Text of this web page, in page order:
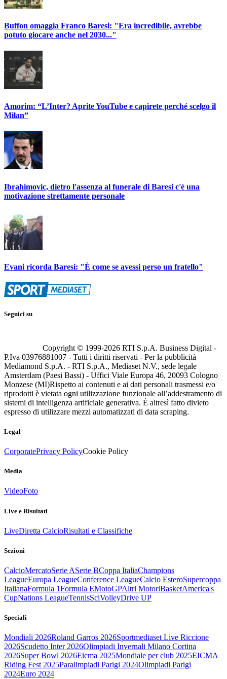
Buffon omaggia Franco Baresi: "Era incredibile, avrebbe
potuto giocare anche nel 2030..."
Amorim: “L’Inter? Aprite YouTube e capirete perché scelgo il
Milan”
Ibrahimovic, dietro l'assenza al funerale di Baresi c'è una
motivazione strettamente personale
Evani ricorda Baresi: "È come se avessi perso un fratello"
Seguici su
Copyright © 1999-2026 RTI S.p.A. Business Digital -
P.Iva 03976881007 - Tutti i diritti riservati - Per la pubblicità
Mediamond S.p.A. - RTI S.p.A., Mediaset N.V., sede legale
Amsterdam (Paesi Bassi) - Uffici Viale Europa 46, 20093 Cologno
Monzese (MI)Rispetto ai contenuti e ai dati personali trasmessi e/o
riprodotti è vietata ogni utilizzazione funzionale all’addestramento di
sistemi di intelligenza artificiale generativa. È altresì fatto divieto
espresso di utilizzare mezzi automatizzati di data scraping.
Legal
CorporatePrivacy PolicyCookie Policy
Media
VideoFoto
Live e Risultati
LiveDiretta CalcioRisultati e Classifiche
Sezioni
CalcioMercatoSerie ASerie BCoppa ItaliaChampions
LeagueEuropa LeagueConference LeagueCalcio EsteroSupercoppa
ItalianaFormula 1Formula EMotoGPAltri MotoriBasketAmerica's
CupNations LeagueTennisSciVolleyDrive UP
Speciali
Mondiali 2026Roland Garros 2026Sportmediaset Live Riccione
2026Scudetto Inter 2026Olimpiadi Invernali Milano Cortina
2026Super Bowl 2026Eicma 2025Mondiale per club 2025EICMA
Riding Fest 2025Paralimpiadi Parigi 2024Olimpiadi Parigi
2024Euro 2024